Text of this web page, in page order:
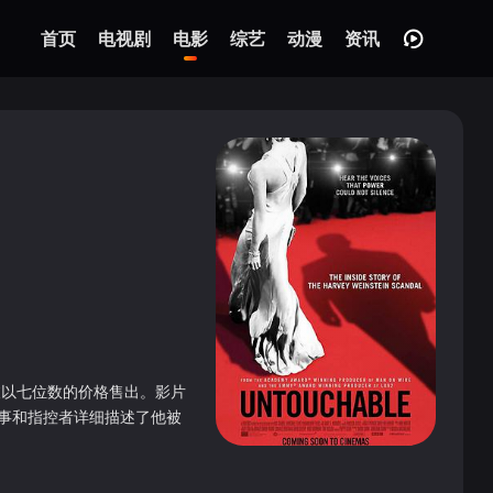
首页 电视剧 电影 综艺 动漫 资讯
七位数的价格售出。影片
和指控者详细描述了他被